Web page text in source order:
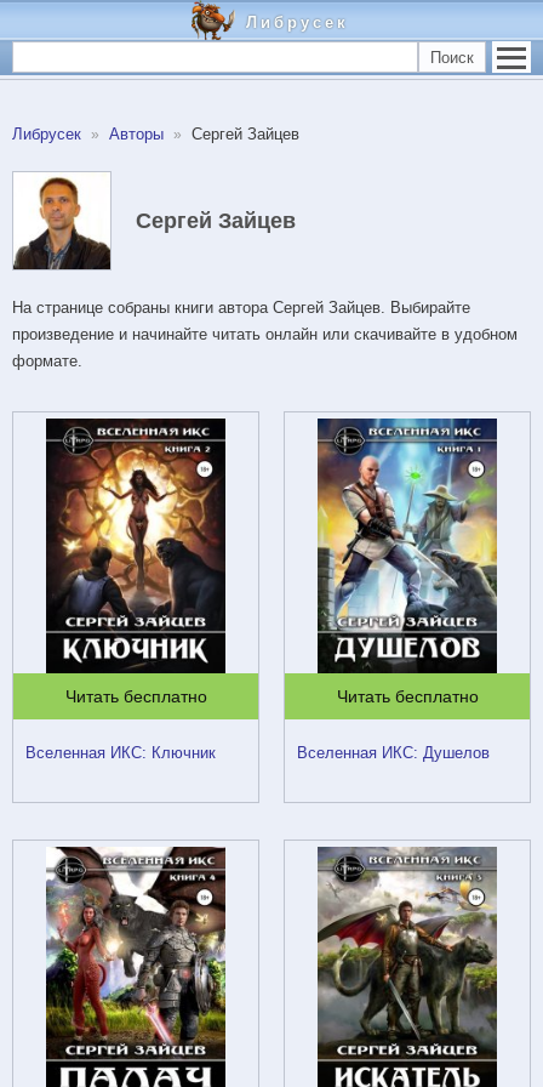
Либрусек
Поиск
Либрусек Авторы Сергей Зайцев
Сергей Зайцев
На странице собраны книги автора Сергей Зайцев. Выбирайте
произведение и начинайте читать онлайн или скачивайте в удобном
формате.
Читать бесплатно
Вселенная ИКС: Ключник
Читать бесплатно
Вселенная ИКС: Душелов